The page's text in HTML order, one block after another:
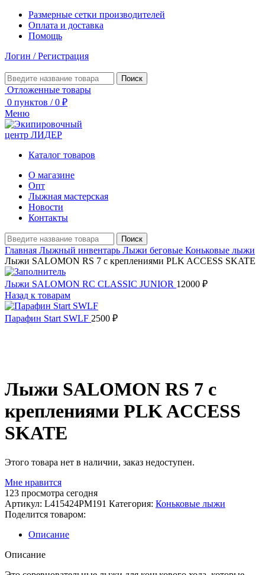
Размерные сетки производителей
Оплата и доставка
Помощь
Логин / Регистрация
Поиск
Отложенные товары
0 пунктов / 0 ₽
Меню
Каталог товаров
О магазине
Опт
Лыжная мастерская
Новости
Контакты
Поиск
Главная Лыжный инвентарь Лыжи беговые Коньковые лыжи
Лыжи SALOMON RS 7 с креплениями PLK ACCESS SKATE
Лыжи SALOMON RC CLASSIC JUNIOR 12000 ₽
Назад к товарам
Парафин Start SWLF 2500 ₽
Лыжи SALOMON RS 7 с
креплениями PLK ACCESS
SKATE
Этого товара нет в наличии, заказ недоступен.
Мне нравится
123 просмотра сегодня
Артикул: L415424PM191 Категория: Коньковые лыжи
Поделится товаром:
Описание
Описание